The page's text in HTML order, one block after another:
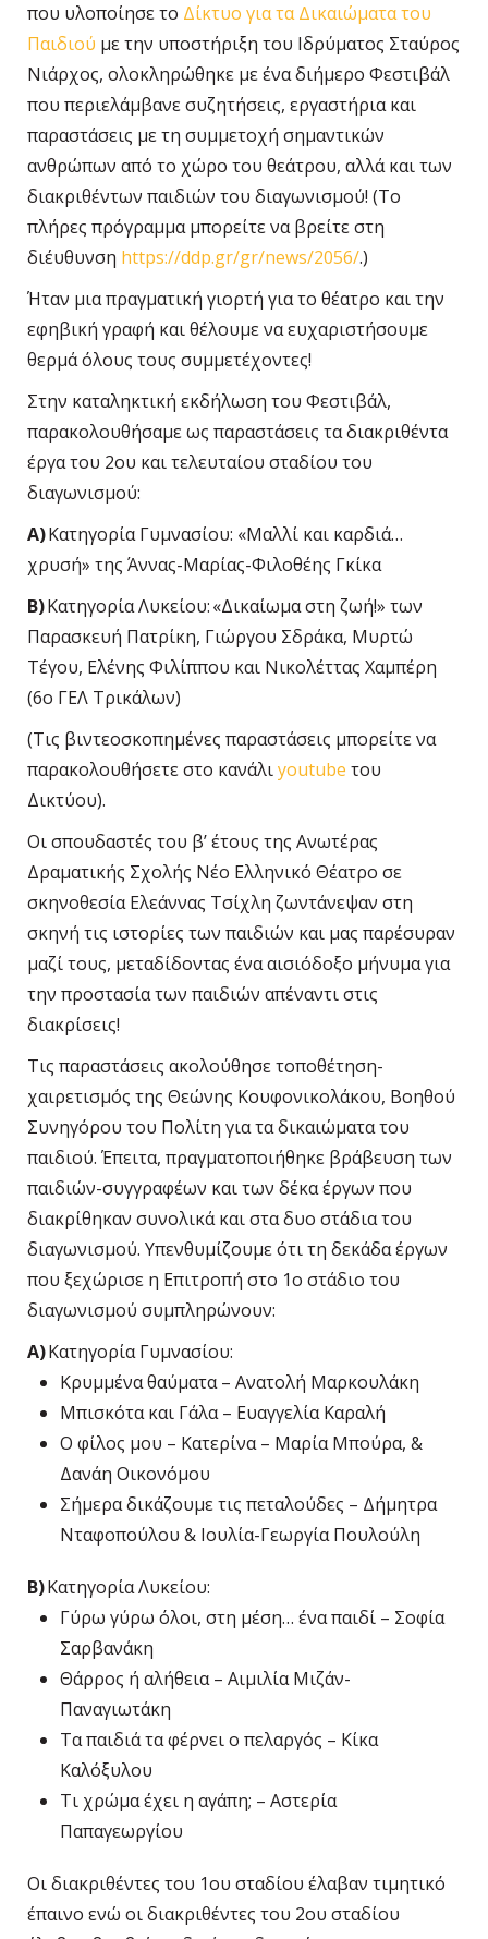
που υλοποίησε το Δίκτυο για τα Δικαιώματα του
Παιδιού με την υποστήριξη του Ιδρύματος Σταύρος
Νιάρχος, ολοκληρώθηκε με ένα διήμερο Φεστιβάλ
που περιελάμβανε συζητήσεις, εργαστήρια και
παραστάσεις με τη συμμετοχή σημαντικών
ανθρώπων από το χώρο του θεάτρου, αλλά και των
διακριθέντων παιδιών του διαγωνισμού! (Το
πλήρες πρόγραμμα μπορείτε να βρείτε στη
διέυθυνση https://ddp.gr/gr/news/2056/.)
Ήταν μια πραγματική γιορτή για το θέατρο και την
εφηβική γραφή και θέλουμε να ευχαριστήσουμε
θερμά όλους τους συμμετέχοντες!
Στην καταληκτική εκδήλωση του Φεστιβάλ,
παρακολουθήσαμε ως παραστάσεις τα διακριθέντα
έργα του 2ου και τελευταίου σταδίου του
διαγωνισμού:
Α)Κατηγορία Γυμνασίου: «Μαλλί και καρδιά…
χρυσή» της Άννας-Μαρίας-Φιλοθέης Γκίκα
Β)Κατηγορία Λυκείου:«Δικαίωμα στη ζωή!» των
Παρασκευή Πατρίκη, Γιώργου Σδράκα, Μυρτώ
Τέγου, Ελένης Φιλίππου και Νικολέττας Χαμπέρη
(6ο ΓΕΛ Τρικάλων)
(Τις βιντεοσκοπημένες παραστάσεις μπορείτε να
παρακολουθήσετε στο κανάλιyoutube του
Δικτύου).
Οι σπουδαστές του β’ έτους της Ανωτέρας
Δραματικής Σχολής Νέο Ελληνικό Θέατρο σε
σκηνοθεσία Ελεάννας Τσίχλη ζωντάνεψαν στη
σκηνή τις ιστορίες των παιδιών και μας παρέσυραν
μαζί τους, μεταδίδοντας ένα αισιόδοξο μήνυμα για
την προστασία των παιδιών απέναντι στις
διακρίσεις!
Τις παραστάσεις ακολούθησε τοποθέτηση-
χαιρετισμός της Θεώνης Κουφονικολάκου, Βοηθού
Συνηγόρου του Πολίτη για τα δικαιώματα του
παιδιού. Έπειτα, πραγματοποιήθηκε βράβευση των
παιδιών-συγγραφέων και των δέκα έργων που
διακρίθηκαν συνολικά και στα δυο στάδια του
διαγωνισμού. Υπενθυμίζουμε ότι τη δεκάδα έργων
που ξεχώρισε η Επιτροπή στο 1ο στάδιο του
διαγωνισμού συμπληρώνουν:
Α)Κατηγορία Γυμνασίου:
Κρυμμένα θαύματα – Ανατολή Μαρκουλάκη
Μπισκότα και Γάλα – Ευαγγελία Καραλή
Ο φίλος μου – Κατερίνα – Μαρία Μπούρα, &
Δανάη Οικονόμου
Σήμερα δικάζουμε τις πεταλούδες – Δήμητρα
Νταφοπούλου & Ιουλία-Γεωργία Πουλούλη
Β)Κατηγορία Λυκείου:
Γύρω γύρω όλοι, στη μέση… ένα παιδί – Σοφία
Σαρβανάκη
Θάρρος ή αλήθεια – Αιμιλία Μιζάν-
Παναγιωτάκη
Τα παιδιά τα φέρνει ο πελαργός – Κίκα
Καλόξυλου
Τι χρώμα έχει η αγάπη; – Αστερία
Παπαγεωργίου
Οι διακριθέντες του 1ου σταδίου έλαβαν τιμητικό
έπαινο ενώ οι διακριθέντες του 2ου σταδίου